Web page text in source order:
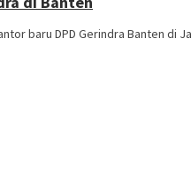
baru DPD Gerindra Banten di